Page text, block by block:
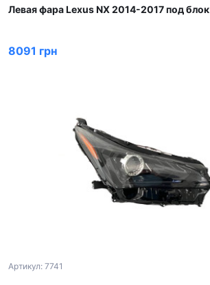
Левая фара Lexus NX 2014-2017 под блок
8091 грн
Артикул: 7741